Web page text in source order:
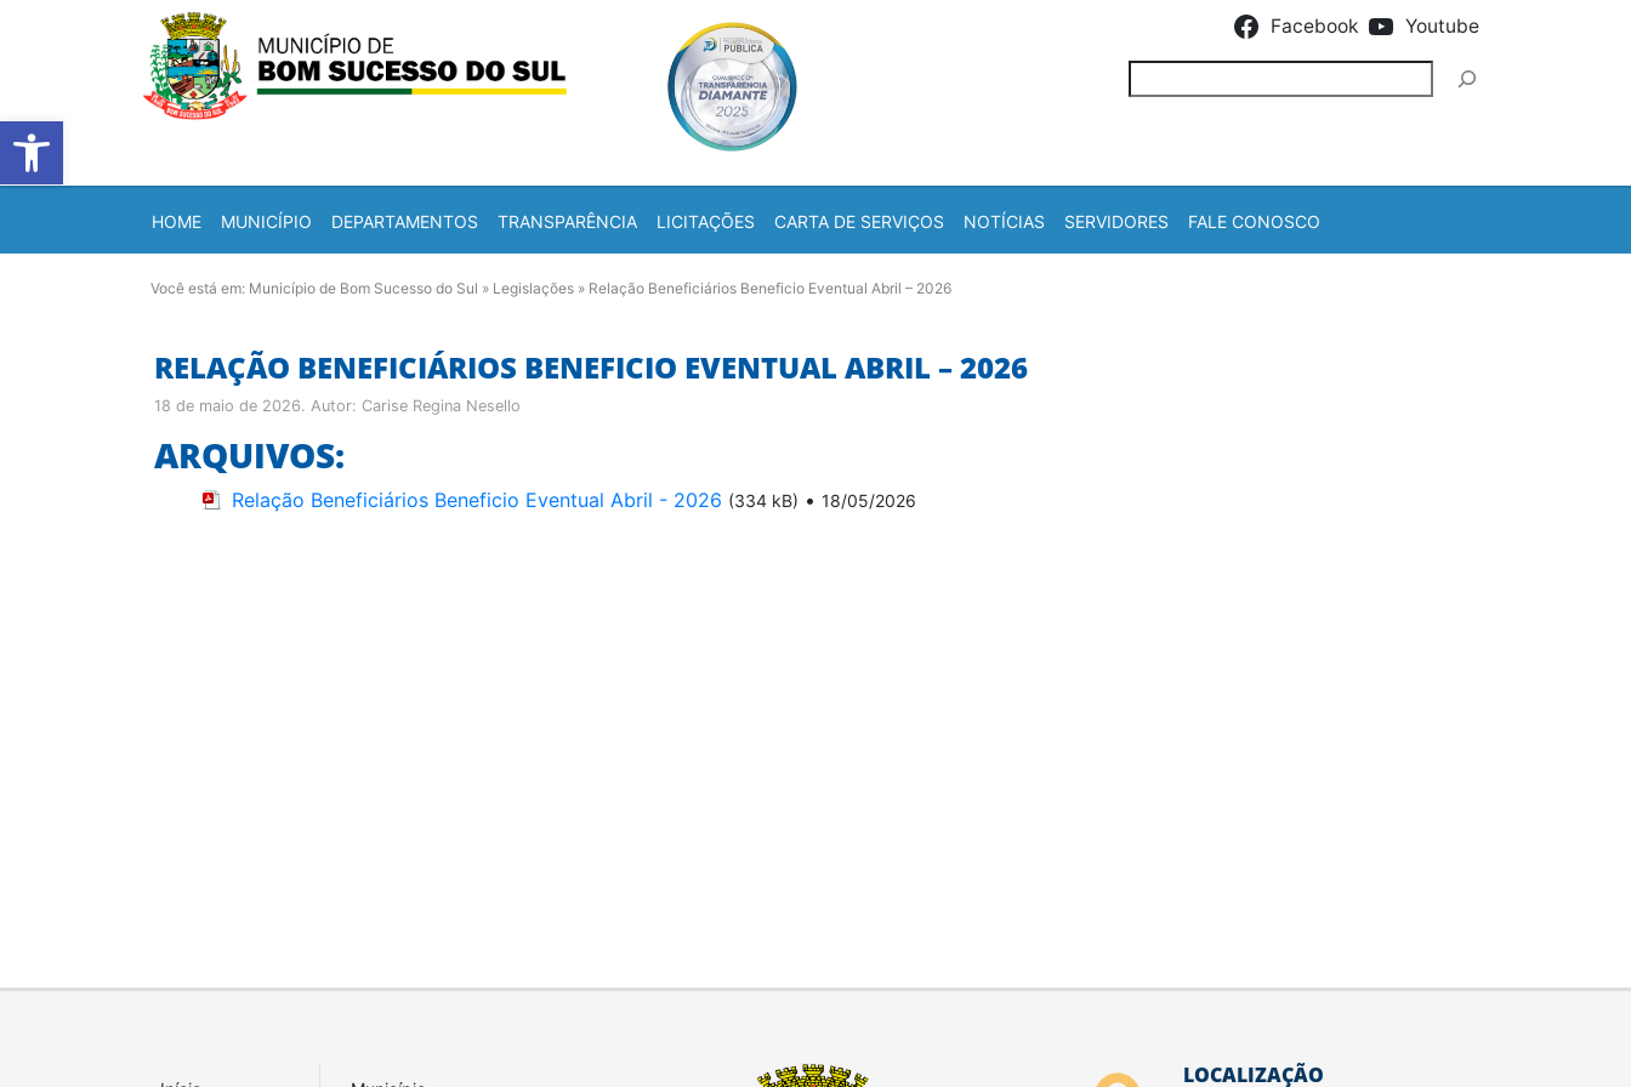
Barra de Ferramentas Aberta
Facebook Youtube
HOME MUNICÍPIO DEPARTAMENTOS TRANSPARÊNCIA LICITAÇÕES CARTA DE SERVIÇOS NOTÍCIAS SERVIDORES FALE CONOSCO
Você está em: Município de Bom Sucesso do Sul » Legislações » Relação Beneficiários Beneficio Eventual Abril – 2026
RELAÇÃO BENEFICIÁRIOS BENEFICIO EVENTUAL ABRIL – 2026
18 de maio de 2026. Autor: Carise Regina Nesello
ARQUIVOS:
Relação Beneficiários Beneficio Eventual Abril - 2026 (334 kB) • 18/05/2026
LOCALIZAÇÃO